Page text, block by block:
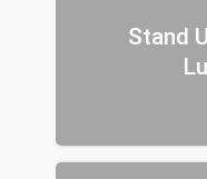
Stand